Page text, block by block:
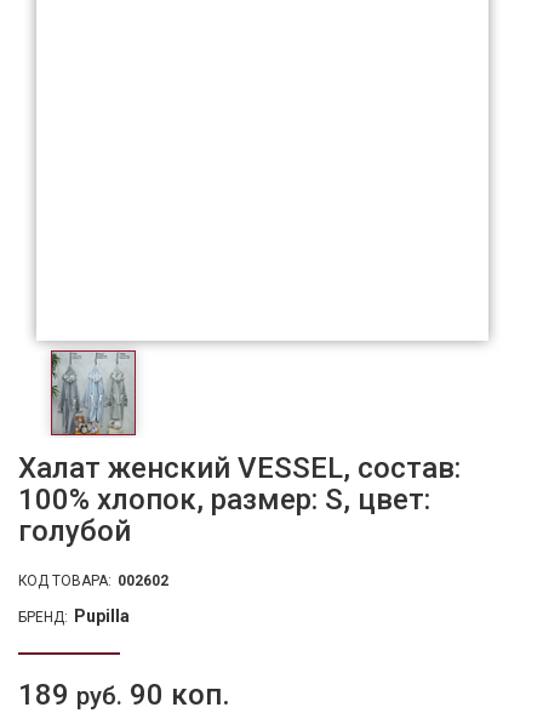
Халат женский VESSEL, состав:
100% хлопок, размер: S, цвет:
голубой
КОД ТОВАРА: 002602
БРЕНД: Pupilla
189 руб. 90 коп.